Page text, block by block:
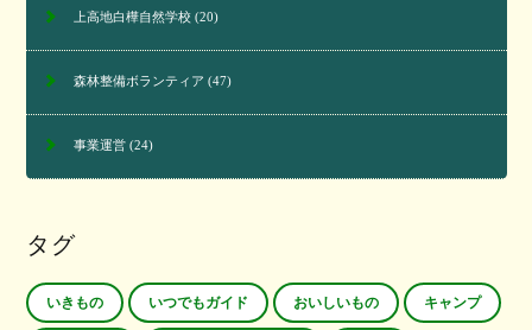
上高地白樺自然学校(20)
森林整備ボランティア (47)
事業運営(24)
タグ
いきもの いつでもガイド おいしいもの キャンプ